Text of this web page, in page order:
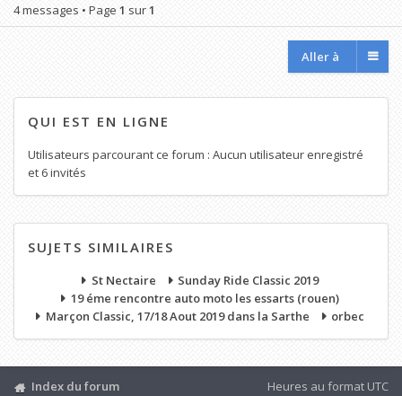
4 messages • Page 1 sur1
Aller à
QUI EST EN LIGNE
Utilisateurs parcourant ce forum : Aucun utilisateur enregistré
et 6 invités
SUJETS SIMILAIRES
St Nectaire
Sunday Ride Classic 2019
19 éme rencontre auto moto les essarts (rouen)
Marçon Classic, 17/18 Aout 2019 dans la Sarthe
orbec
Index du forum Heures au format UTC